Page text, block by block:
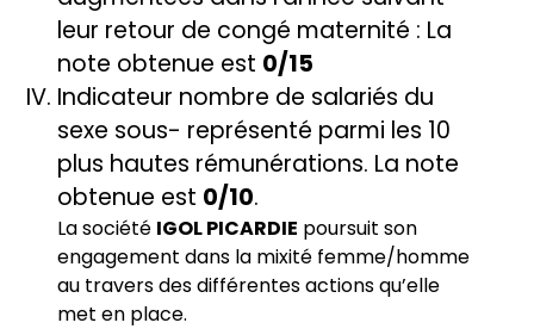
leur retour de congé maternité : La
note obtenue est 0/15
Indicateur nombre de salariés du
sexe sous- représenté parmi les 10
plus hautes rémunérations. La note
obtenue est 0/10.
La société IGOL PICARDIE poursuit son
engagement dans la mixité femme/homme
au travers des différentes actions qu’elle
met en place.